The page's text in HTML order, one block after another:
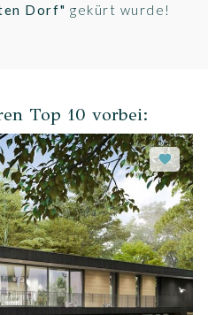
Dorf" gekürt wurde!
Top 10 vorbei: